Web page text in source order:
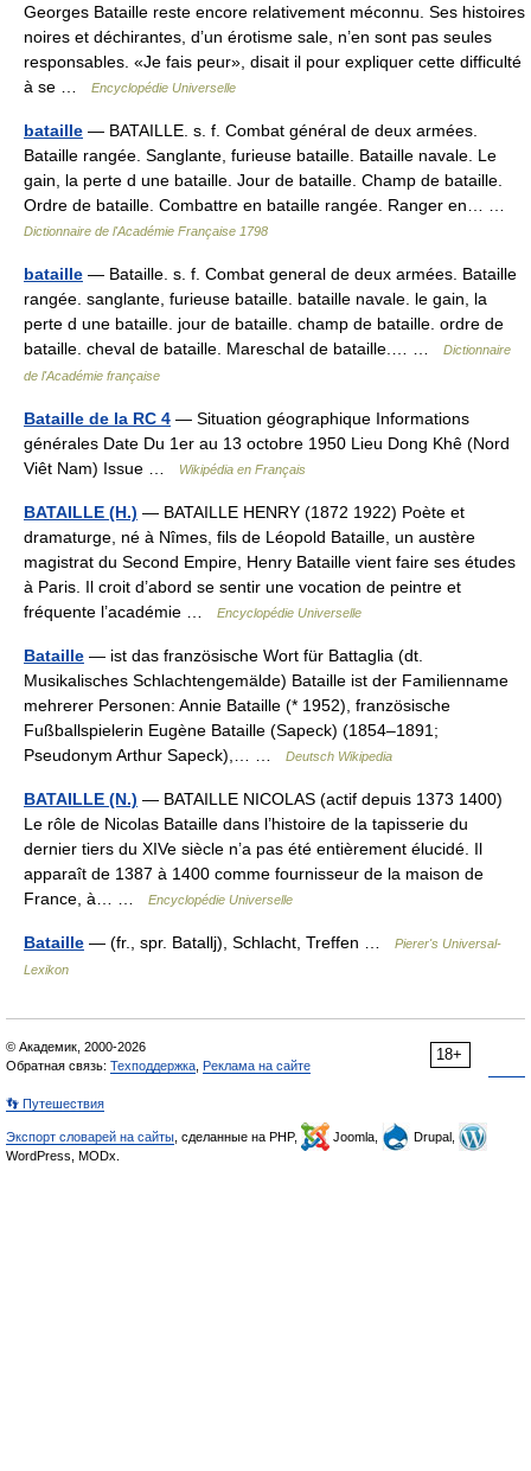
Georges Bataille reste encore relativement méconnu. Ses histoires
noires et déchirantes, d’un érotisme sale, n’en sont pas seules
responsables. «Je fais peur», disait il pour expliquer cette difficulté
à se …
Encyclopédie Universelle
bataille — BATAILLE. s. f. Combat général de deux armées.
Bataille rangée. Sanglante, furieuse bataille. Bataille navale. Le
gain, la perte d une bataille. Jour de bataille. Champ de bataille.
Ordre de bataille. Combattre en bataille rangée. Ranger en… …
Dictionnaire de l'Académie Française 1798
bataille — Bataille. s. f. Combat general de deux armées. Bataille
rangée. sanglante, furieuse bataille. bataille navale. le gain, la
perte d une bataille. jour de bataille. champ de bataille. ordre de
bataille. cheval de bataille. Mareschal de bataille.… …
Dictionnaire
de l'Académie française
Bataille de la RC 4 — Situation géographique Informations
générales Date Du 1er au 13 octobre 1950 Lieu Dong Khê (Nord
Viêt Nam) Issue …
Wikipédia en Français
BATAILLE (H.) — BATAILLE HENRY (1872 1922) Poète et
dramaturge, né à Nîmes, fils de Léopold Bataille, un austère
magistrat du Second Empire, Henry Bataille vient faire ses études
à Paris. Il croit d’abord se sentir une vocation de peintre et
fréquente l’académie …
Encyclopédie Universelle
Bataille — ist das französische Wort für Battaglia (dt.
Musikalisches Schlachtengemälde) Bataille ist der Familienname
mehrerer Personen: Annie Bataille (* 1952), französische
Fußballspielerin Eugène Bataille (Sapeck) (1854–1891;
Pseudonym Arthur Sapeck),… …
Deutsch Wikipedia
BATAILLE (N.) — BATAILLE NICOLAS (actif depuis 1373 1400)
Le rôle de Nicolas Bataille dans l’histoire de la tapisserie du
dernier tiers du XIVe siècle n’a pas été entièrement élucidé. Il
apparaît de 1387 à 1400 comme fournisseur de la maison de
France, à… …
Encyclopédie Universelle
Bataille — (fr., spr. Batallj), Schlacht, Treffen …
Pierer's Universal-
Lexikon
18+
© Академик, 2000-2026
Обратная связь: Техподдержка Реклама на сайте
👣 Путешествия
Экспорт словарей на сайты , сделанные на PHP, Joomla,
Drupal,
WordPress, MODx.